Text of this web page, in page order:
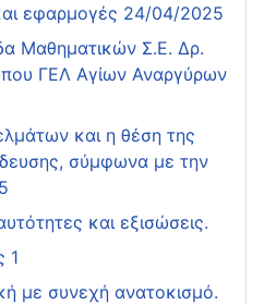
εφαρμογές 24/04/2025
Μαθηματικών Σ.Ε. Δρ.
ΓΕΛ Αγίων Αναργύρων
και η θέση της
σύμφωνα με την
και εξισώσεις.
1
με συνεχή ανατοκισμό.